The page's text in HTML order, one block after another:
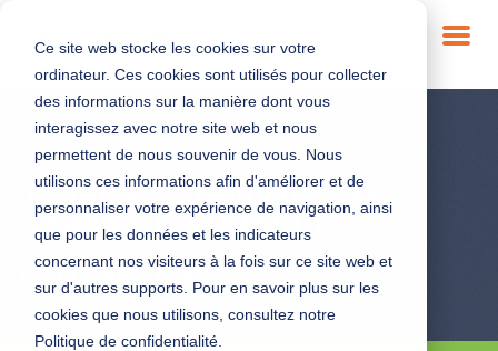
Ce site web stocke les cookies sur votre
ordinateur. Ces cookies sont utilisés pour collecter
des informations sur la manière dont vous
interagissez avec notre site web et nous
permettent de nous souvenir de vous. Nous
utilisons ces informations afin d'améliorer et de
personnaliser votre expérience de navigation, ainsi
que pour les données et les indicateurs
concernant nos visiteurs à la fois sur ce site web et
sur d'autres supports. Pour en savoir plus sur les
cookies que nous utilisons, consultez notre
Politique de confidentialité.
Habitat-Travaux-
RÉSIDENCE CLAIRIÈRE - 52
LOGEMENTS COLLECTIFS
TOURCOING (59)